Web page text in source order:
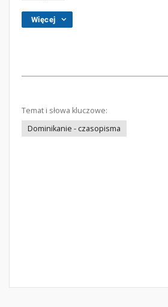
Więcej
Temat i słowa kluczowe:
Dominikanie - czasopisma